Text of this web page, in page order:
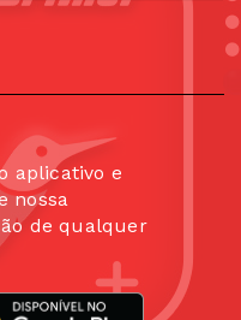
aplicativo e
nossa
de qualquer